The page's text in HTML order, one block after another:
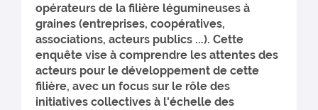
opérateurs de la filière légumineuses à
graines (entreprises, coopératives,
associations, acteurs publics ...). Cette
enquête vise à comprendre les attentes des
acteurs pour le développement de cette
filière, avec un focus sur le rôle des
initiatives collectives à l'échelle des